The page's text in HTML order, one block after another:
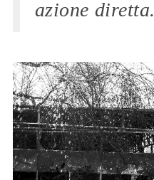
azione diretta.